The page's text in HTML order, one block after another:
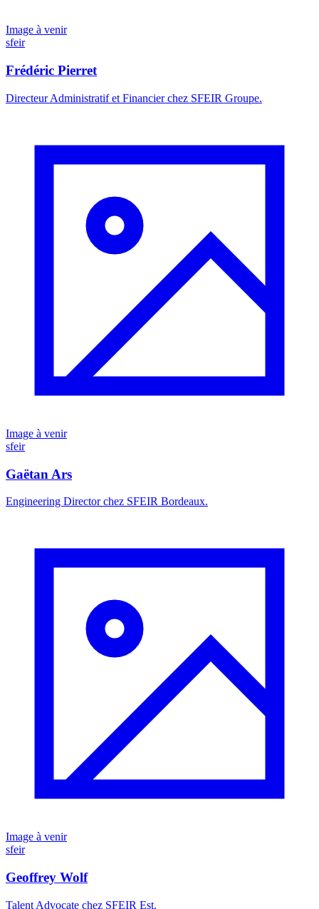
Image à venir
sfeir
Frédéric Pierret
Directeur Administratif et Financier chez SFEIR Groupe.
Image à venir
sfeir
Gaëtan Ars
Engineering Director chez SFEIR Bordeaux.
Image à venir
sfeir
Geoffrey Wolf
Talent Advocate chez SFEIR Est.